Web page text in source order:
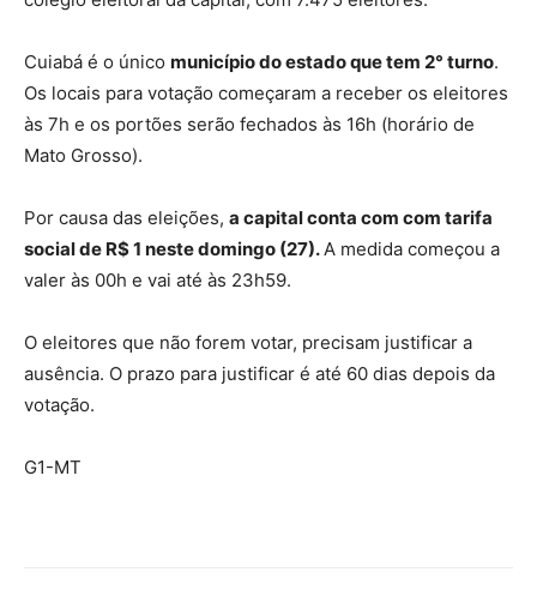
Cuiabá é o único município do estado que tem 2° turno.
Os locais para votação começaram a receber os eleitores
às 7h e os portões serão fechados às 16h (horário de
Mato Grosso).
Por causa das eleições, a capital conta com com tarifa
social de R$ 1 neste domingo (27). A medida começou a
valer às 00h e vai até às 23h59.
O eleitores que não forem votar, precisam justificar a
ausência. O prazo para justificar é até 60 dias depois da
votação.
G1-MT